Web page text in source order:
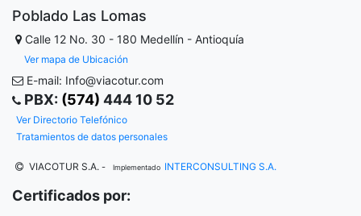
Poblado Las Lomas
Calle 12 No. 30 - 180 Medellín - Antioquía
Ver mapa de Ubicación
E-mail: Info@viacotur.com
PBX: (574) 444 10 52
Ver Directorio Telefónico
Tratamientos de datos personales
VIACOTUR S.A. - Implementado INTERCONSULTING S.A.
Certificados por: